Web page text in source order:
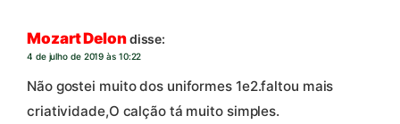
Mozart Delondisse:
4 de julho de 2019 às 10:22
Não gostei muito dos uniformes 1e2.faltou mais
criatividade,O calção tá muito simples.